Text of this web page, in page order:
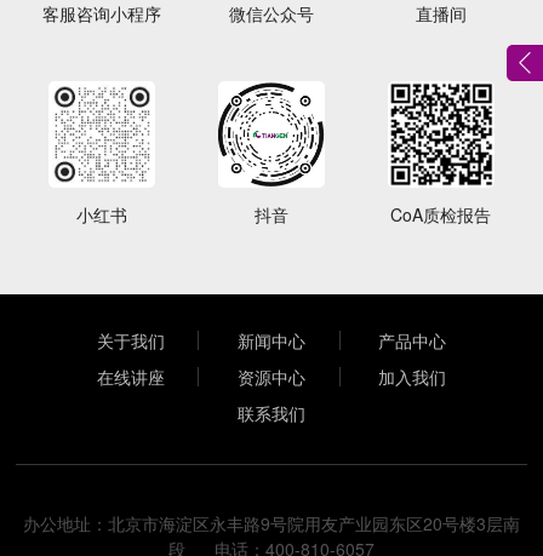
客服咨询小程序 微信公众号 直播间
小红书 抖音 CoA质检报告
关于我们 新闻中心
产品中心
在线讲座
资源中心
加入我们
联系我们
办公地址：北京市海淀区永丰路9号院用友产业园东区20号楼3层南
段 电话：400-810-6057